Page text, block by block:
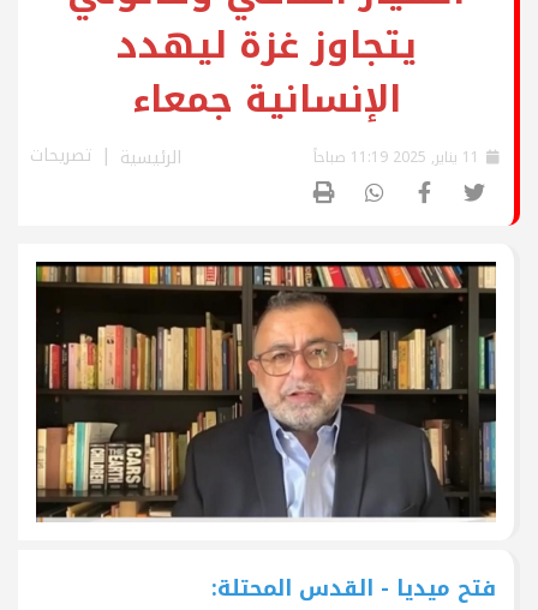
يتجاوز غزة ليهدد
الإنسانية جمعاء
الرئيسية تصريحات
فتح ميديا - القدس المحتلة: